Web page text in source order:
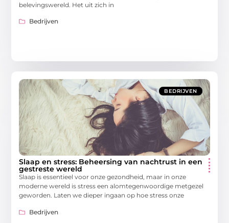
belevingswereld. Het uit zich in
Bedrijven
BEDRIJVEN
Slaap en stress: Beheersing van nachtrust in een
gestreste wereld
Slaap is essentieel voor onze gezondheid, maar in onze
moderne wereld is stress een alomtegenwoordige metgezel
geworden. Laten we dieper ingaan op hoe stress onze
Bedrijven